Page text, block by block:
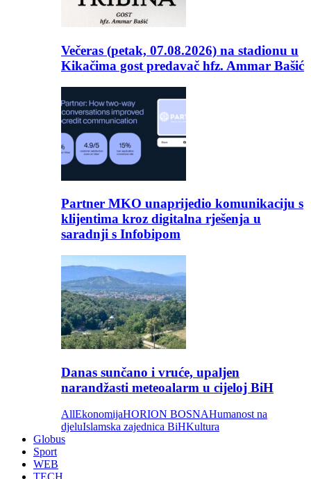
Večeras (petak, 07.08.2026) na stadionu u
Kikačima gost predavač hfz. Ammar Bašić
Partner MKO unaprijedio komunikaciju s
klijentima kroz digitalna rješenja u
saradnji s Infobipom
Danas sunčano i vruće, upaljen
narandžasti meteoalarm u cijeloj BiH
AllEkonomijaHORION BOSNAHumanost na
djeluIslamska zajednica BiHKultura
Globus
Sport
WEB